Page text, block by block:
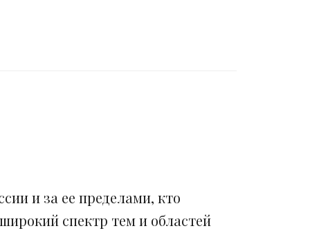
и за ее пределами, кто
спектр тем и областей